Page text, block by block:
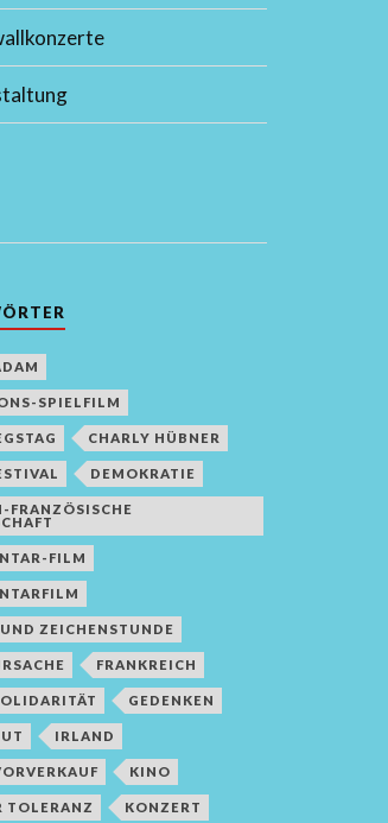
SPIELFILM
CHARLY HÜBNER
DEMOKRATIE
FRANZÖSISCHE
FILM
ZEICHENSTUNDE
FRANKREICH
GEDENKEN
IRLAND
KINO
TOLERANZ KONZERT